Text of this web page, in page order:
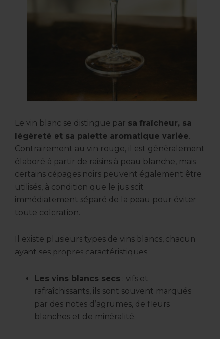
Le vin blanc se distingue par sa fraîcheur, sa
légèreté et sa palette aromatique variée.
Contrairement au vin rouge, il est généralement
élaboré à partir de raisins à peau blanche, mais
certains cépages noirs peuvent également être
utilisés, à condition que le jus soit
immédiatement séparé de la peau pour éviter
toute coloration.
Il existe plusieurs types de vins blancs, chacun
ayant ses propres caractéristiques :
Les vins blancs secs : vifs et
rafraîchissants, ils sont souvent marqués
par des notes d’agrumes, de fleurs
blanches et de minéralité.